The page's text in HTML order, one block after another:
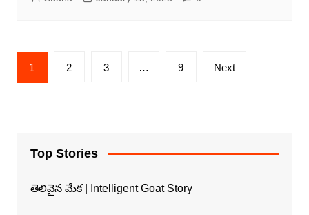
Posts
navigation
1 2 3 … 9 Next
Top Stories
తెలివైన మేక | Intelligent Goat Story